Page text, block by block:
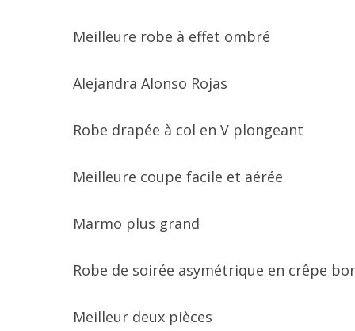
Meilleure robe à effet ombré
Alejandra Alonso Rojas
Robe drapée à col en V plongeant
Meilleure coupe facile et aérée
Marmo plus grand
Robe de soirée asymétrique en crêpe
Meilleur deux pièces